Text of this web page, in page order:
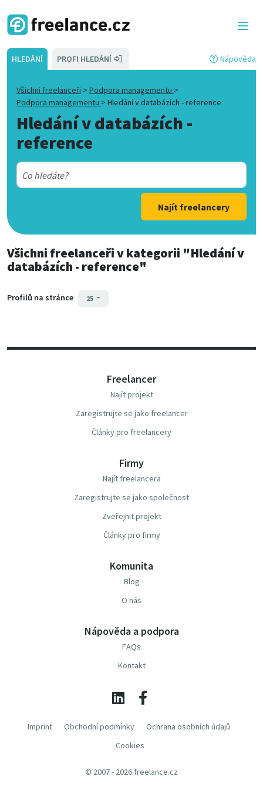
HLEDÁNÍ PROFI HLEDÁNÍ Nápověda
Všichni freelanceři > Podpora managementu >
Podpora managementu > Hledání v databázích - reference
Hledání v databázích -
reference
Najít freelancery
Všichni freelanceřiv kategorii "Hledání v
databázích - reference"
Profilů na stránce 25
Freelancer
Najít projekt
Zaregistrujte se jako freelancer
Články pro freelancery
Firmy
Najít freelancera
Zaregistrujte se jako společnost
Zveřejnit projekt
Články pro firmy
Komunita
Blog
O nás
Nápověda a podpora
FAQs
Kontakt
Imprint Obchodní podmínky
Ochrana osobních údajů
Cookies
© 2007 - 2026 freelance.cz